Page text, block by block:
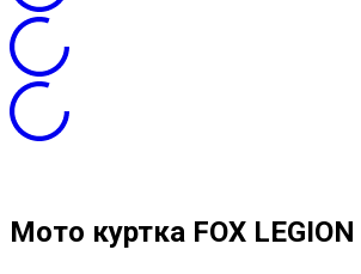
Мото куртка FOX